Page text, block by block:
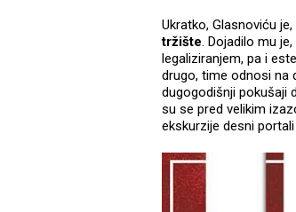
Ukratko, Glasnoviću
tržište. Dojadilo mu
legaliziranjem, pa i
drugo, time odnosi na
dugogodišnji pokušaji
su se pred velikim
ekskurzije desni